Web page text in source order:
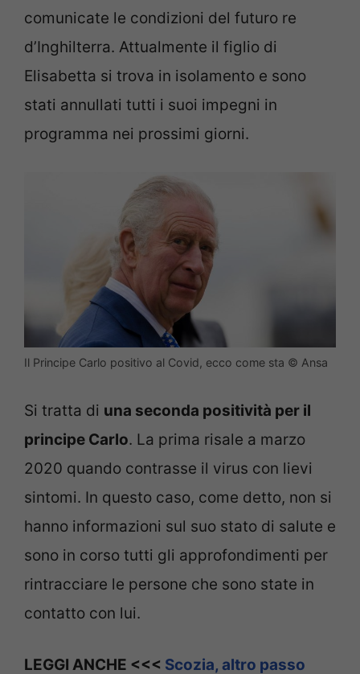
comunicate le condizioni del futuro re
d’Inghilterra. Attualmente il figlio di
Elisabetta si trova in isolamento e sono
stati annullati tutti i suoi impegni in
programma nei prossimi giorni.
Il Principe Carlo positivo al Covid, ecco come sta © Ansa
Si tratta di una seconda positività per il
principe Carlo. La prima risale a marzo
2020 quando contrasse il virus con lievi
sintomi. In questo caso, come detto, non si
hanno informazioni sul suo stato di salute e
sono in corso tutti gli approfondimenti per
rintracciare le persone che sono state in
contatto con lui.
LEGGI ANCHE <<< Scozia, altro passo